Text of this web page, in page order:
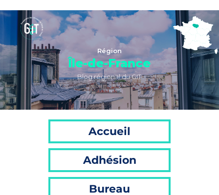
Région
Île-de-France
Blog régional du GIT
Accueil
Adhésion
Bureau